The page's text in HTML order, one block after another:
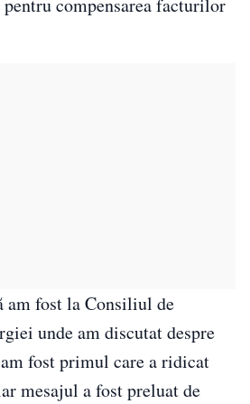
compensarea facturilor
am fost la Consiliul de
unde am discutat despre
fost primul care a ridicat
mesajul a fost preluat de